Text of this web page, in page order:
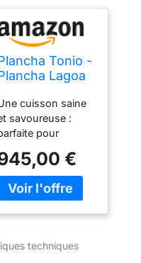
Tonio -
Lagoa
-
butane
-
de
inox
– Caisson
Tout Inox –
W -
-
cuisson saine
savoureuse :
pour
matière grasse,
plancha
permet de
légumes,
€
techniques